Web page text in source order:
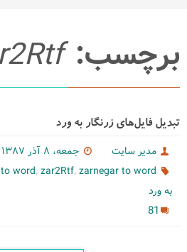
برچسب:
تبدیل فایل‌های زرنگار به ورد
مدیر سایت جمعه، ۸ آذر ۱۳۸۷
word,zar2Rtf,zarnegar to word
به ورد
81